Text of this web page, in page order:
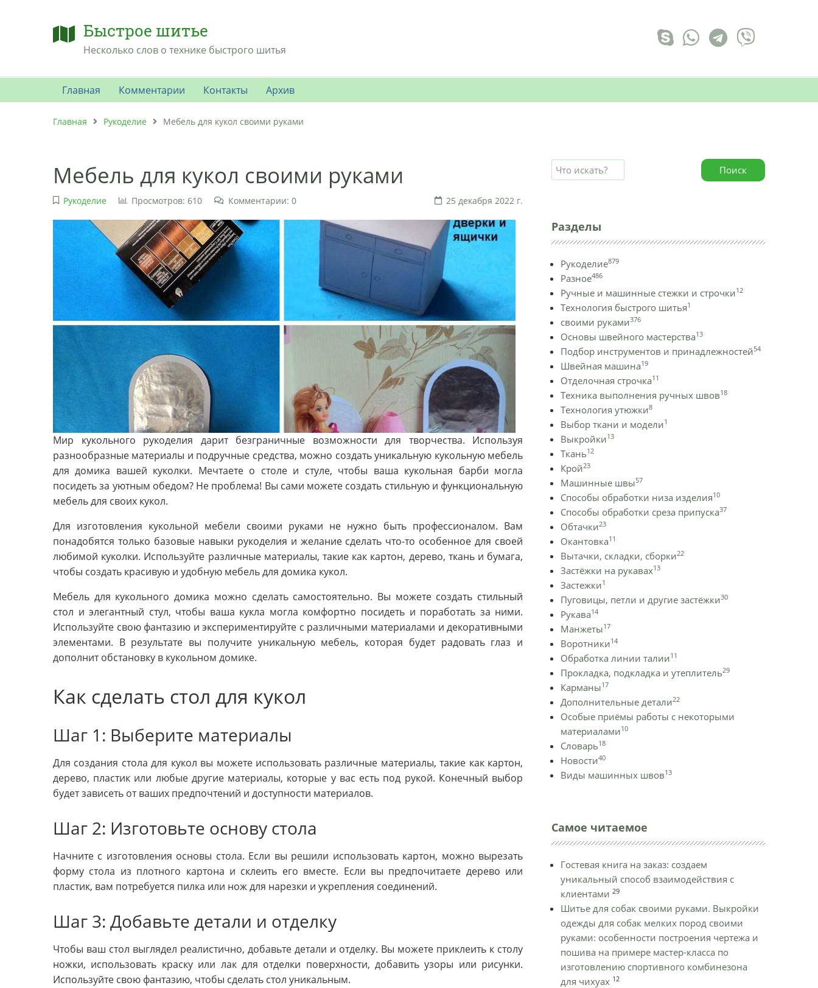
Быстрое шитье
Несколько слов о технике быстрого шитья
Главная Комментарии Контакты Архив
Главная Рукоделие Мебель для кукол своими руками
Мебель для кукол своими руками
Рукоделие Просмотров: 610 Комментарии: 0 25 декабря 2022 г.
Мир кукольного рукоделия дарит безграничные возможности для творчества. Используя
разнообразные материалы и подручные средства, можно создать уникальную кукольную мебель
для домика вашей куколки. Мечтаете о столе и стуле, чтобы ваша кукольная барби могла
посидеть за уютным обедом? Не проблема! Вы сами можете создать стильную и функциональную
мебель для своих кукол.
Для изготовления кукольной мебели своими руками не нужно быть профессионалом. Вам
понадобятся только базовые навыки рукоделия и желание сделать что-то особенное для своей
любимой куколки. Используйте различные материалы, такие как картон, дерево, ткань и бумага,
чтобы создать красивую и удобную мебель для домика кукол.
Мебель для кукольного домика можно сделать самостоятельно. Вы можете создать стильный
стол и элегантный стул, чтобы ваша кукла могла комфортно посидеть и поработать за ними.
Используйте свою фантазию и экспериментируйте с различными материалами и декоративными
элементами. В результате вы получите уникальную мебель, которая будет радовать глаз и
дополнит обстановку в кукольном домике.
Как сделать стол для кукол
Шаг 1: Выберите материалы
Для создания стола для кукол вы можете использовать различные материалы, такие как картон,
дерево, пластик или любые другие материалы, которые у вас есть под рукой. Конечный выбор
будет зависеть от ваших предпочтений и доступности материалов.
Шаг 2: Изготовьте основу стола
Начните с изготовления основы стола. Если вы решили использовать картон, можно вырезать
форму стола из плотного картона и склеить его вместе. Если вы предпочитаете дерево или
пластик, вам потребуется пилка или нож для нарезки и укрепления соединений.
Шаг 3: Добавьте детали и отделку
Чтобы ваш стол выглядел реалистично, добавьте детали и отделку. Вы можете приклеить к столу
ножки, использовать краску или лак для отделки поверхности, добавить узоры или рисунки.
Используйте свою фантазию, чтобы сделать стол уникальным.
Поиск
Разделы
Рукоделие879
Разное486
Ручные и машинные стежки и строчки12
Технология быстрого шитья1
своими руками376
Основы швейного мастерства13
Подбор инструментов и принадлежностей54
Швейная машина19
Отделочная строчка11
Техника выполнения ручных швов18
Технология утюжки8
Выбор ткани и модели1
Выкройки13
Ткань12
Крой23
Машинные швы57
Способы обработки низа изделия10
Способы обработки среза припуска37
Обтачки23
Окантовка11
Вытачки, складки, сборки22
Застёжки на рукавах13
Застежки1
Пуговицы, петли и другие застёжки30
Рукава14
Манжеты17
Воротники14
Обработка линии талии11
Прокладка, подкладка и утеплитель29
Карманы17
Дополнительные детали22
Особые приёмы работы с некоторыми
материалами10
Словарь18
Новости40
Виды машинных швов13
Самое читаемое
Гостевая книга на заказ: создаем
уникальный способ взаимодействия с
клиентами 29
Шитье для собак своими руками. Выкройки
одежды для собак мелких пород своими
руками: особенности построения чертежа и
пошива на примере мастер-класса по
изготовлению спортивного комбинезона
для чихуах 12